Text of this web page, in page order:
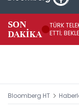
SON
DAKİKA
TÜRK
ETTİ;
Bloomberg HT